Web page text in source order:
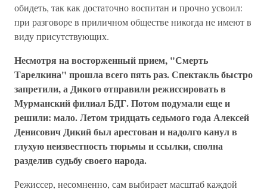
обидеть, так как достаточно воспитан и прочно усвоил:
при разговоре в приличном обществе никогда не имеют в
виду присутствующих.
Несмотря на восторженный прием, "Смерть
Тарелкина" прошла всего пять раз. Спектакль быстро
запретили, а Дикого отправили режиссировать в
Мурманский филиал БДГ. Потом подумали еще и
решили: мало. Летом тридцать седьмого года Алексей
Денисович Дикий был арестован и надолго канул в
глухую неизвестность тюрьмы и ссылки, сполна
разделив судьбу своего народа.
Режиссер, несомненно, сам выбирает масштаб каждой